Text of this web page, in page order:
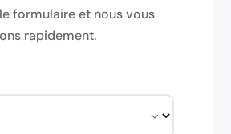
formulaire et nous vous
rapidement.